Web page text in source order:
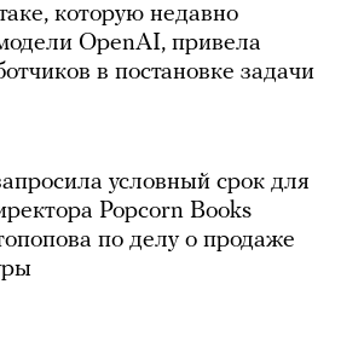
которую недавно
OpenAI, привела
в постановке задачи
условный срок для
Popcorn Books
по делу о продаже